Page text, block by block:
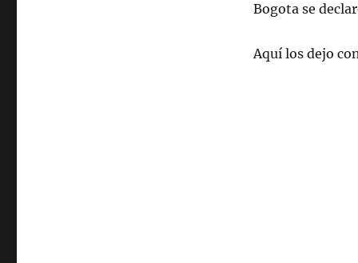
Bogota se
Aquí los dejo